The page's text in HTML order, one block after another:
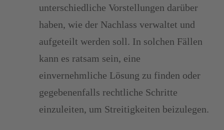
unterschiedliche Vorstellungen darüber
haben, wie der Nachlass verwaltet und
aufgeteilt werden soll. In solchen Fällen
kann es ratsam sein, eine
einvernehmliche Lösung zu finden oder
gegebenenfalls rechtliche Schritte
einzuleiten, um Streitigkeiten beizulegen.